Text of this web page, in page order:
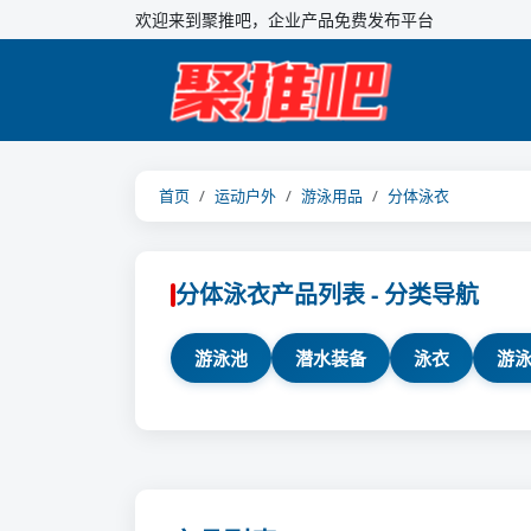
欢迎来到聚推吧，企业产品免费发布平台
首页 运动户外 游泳用品 分体泳衣
分体泳衣产品列表 - 分类导航
游泳池 潜水装备 泳衣 游